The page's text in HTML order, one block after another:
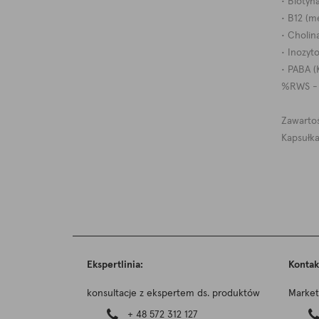
• B12
•
•
• PABA
%RWS
Ekspertlinia:
konsultacje z ekspertem ds. produktów
+ 48 572 312 127